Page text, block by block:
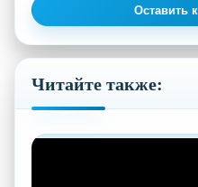
Оставить
Читайте также: